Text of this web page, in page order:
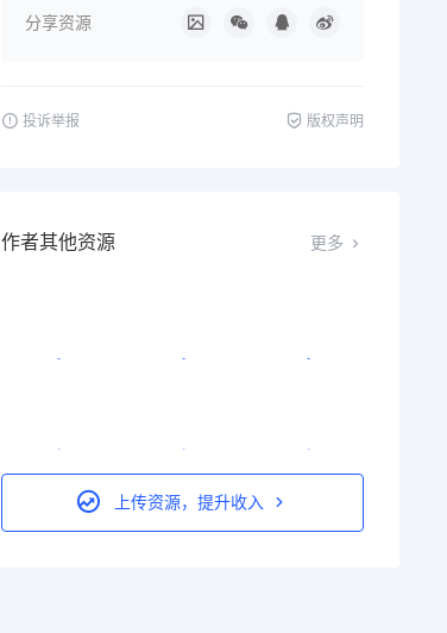
分享资源
投诉举报 版权声明
作者其他资源 更多
上传资源，提升收入